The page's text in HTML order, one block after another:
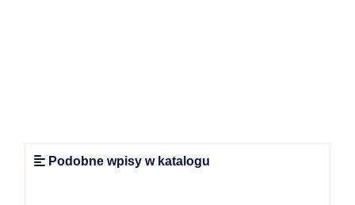
Podobne wpisy w katalogu